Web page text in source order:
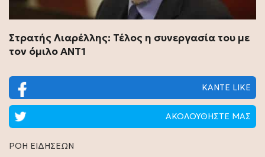
Στρατής Λιαρέλλης: Τέλος η συνεργασία του με
τον όμιλο ΑΝΤ1
ΚΑΝΤΕ LIKE
ΑΚΟΛΟΥΘΗΣΤΕ ΜΑΣ
ΡΟΗ ΕΙΔΗΣΕΩΝ